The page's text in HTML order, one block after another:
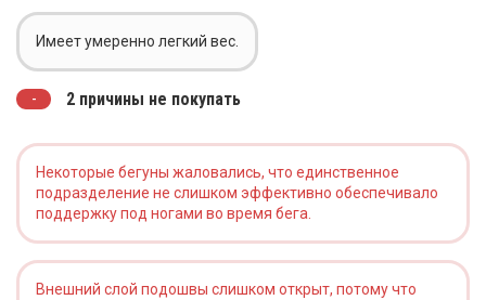
Имеет умеренно легкий вес.
2 причины не покупать
Некоторые бегуны жаловались, что единственное
подразделение не слишком эффективно обеспечивало
поддержку под ногами во время бега.
Внешний слой подошвы слишком открыт, потому что